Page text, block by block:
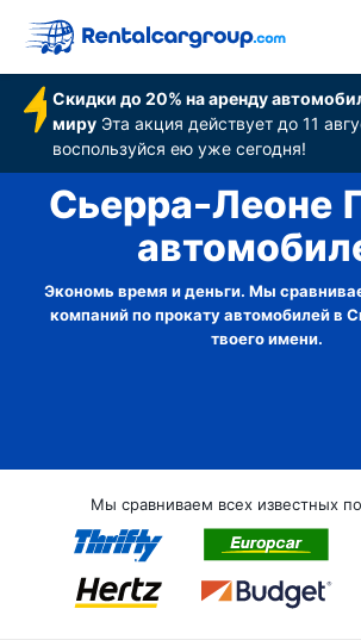
Скидки до 20% на аренду
мируЭта акция действует до 11
воспользуйся ею уже сегодня!
Сьерра-Леоне
Экономь время и деньги. Мы
компаний по прокату автомобилей в
твоего имени.
Мы сравниваем всех известных